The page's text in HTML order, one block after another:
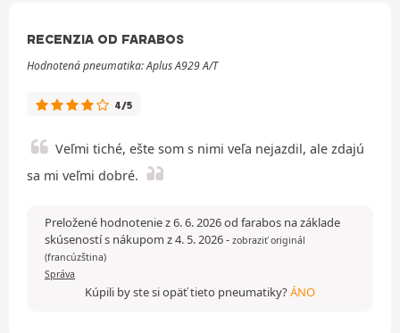
RECENZIA OD FARABOS
Hodnotená pneumatika: Aplus A929 A/T
4/5
Veľmi tiché, ešte som s nimi veľa nejazdil, ale zdajú
sa mi veľmi dobré.
Preložené hodnotenie z 6. 6. 2026 od farabos na základe
skúseností s nákupom z 4. 5. 2026- zobraziť originál
(francúzština)
Správa
Kúpili by ste si opäť tieto pneumatiky?ÁNO